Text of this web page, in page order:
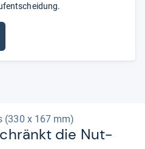
(330 x 167 mm)
die Nut­